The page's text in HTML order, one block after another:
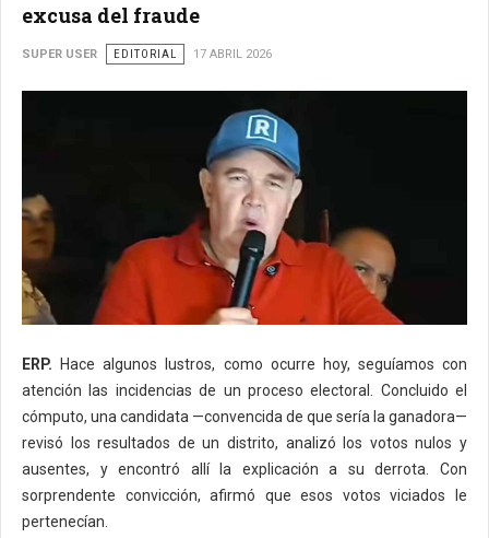
excusa del fraude
SUPER USER EDITORIAL 17 ABRIL 2026
ERP. Hace algunos lustros, como ocurre hoy, seguíamos con
atención las incidencias de un proceso electoral. Concluido el
cómputo, una candidata —convencida de que sería la ganadora—
revisó los resultados de un distrito, analizó los votos nulos y
ausentes, y encontró allí la explicación a su derrota. Con
sorprendente convicción, afirmó que esos votos viciados le
pertenecían.